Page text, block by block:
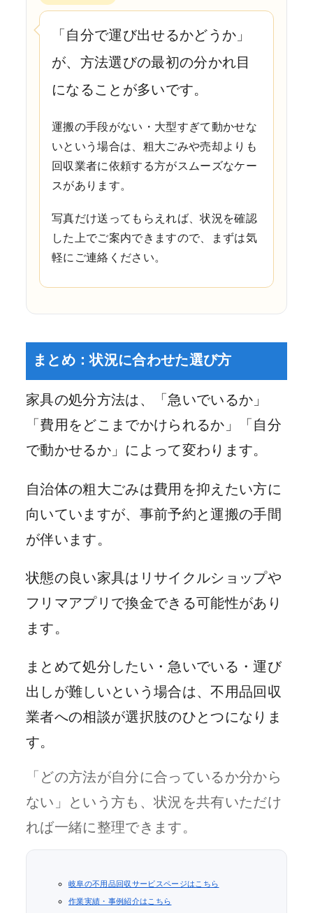
「自分で運び出せるかどうか」
が、方法選びの最初の分かれ目
になることが多いです。
運搬の手段がない・大型すぎて動かせな
いという場合は、粗大ごみや売却よりも
回収業者に依頼する方がスムーズなケー
スがあります。
写真だけ送ってもらえれば、状況を確認
した上でご案内できますので、まずは気
軽にご連絡ください。
まとめ：状況に合わせた選び方
家具の処分方法は、「急いでいるか」
「費用をどこまでかけられるか」「自分
で動かせるか」によって変わります。
自治体の粗大ごみは費用を抑えたい方に
向いていますが、事前予約と運搬の手間
が伴います。
状態の良い家具はリサイクルショップや
フリマアプリで換金できる可能性があり
ます。
まとめて処分したい・急いでいる・運び
出しが難しいという場合は、不用品回収
業者への相談が選択肢のひとつになりま
す。
「どの方法が自分に合っているか分から
ない」という方も、状況を共有いただけ
れば一緒に整理できます。
岐阜の不用品回収サービスページはこちら
作業実績・事例紹介はこちら